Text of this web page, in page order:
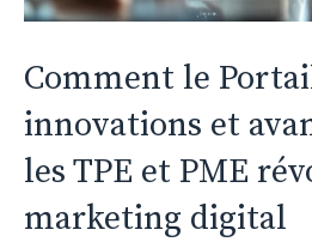
Comment le
innovations et
les TPE et PME
marketing digital